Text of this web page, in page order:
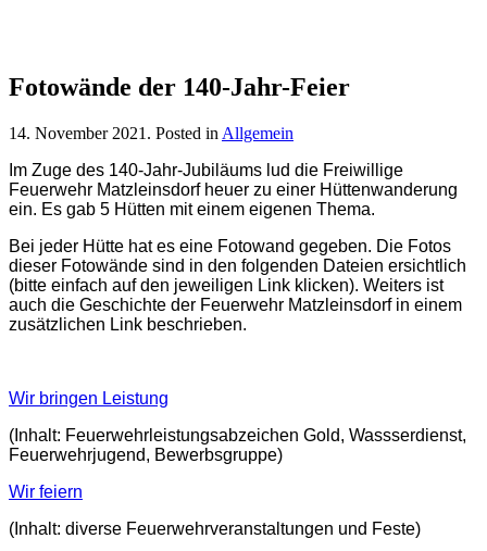
Fotowände der 140-Jahr-Feier
14. November 2021 . Posted in Allgemein
Im Zuge des 140-Jahr-Jubiläums lud die Freiwillige
Feuerwehr Matzleinsdorf heuer zu einer Hüttenwanderung
ein. Es gab 5 Hütten mit einem eigenen Thema.
Bei jeder Hütte hat es eine Fotowand gegeben. Die Fotos
dieser Fotowände sind in den folgenden Dateien ersichtlich
(bitte einfach auf den jeweiligen Link klicken). Weiters ist
auch die Geschichte der Feuerwehr Matzleinsdorf in einem
zusätzlichen Link beschrieben.
Wir bringen Leistung
(Inhalt: Feuerwehrleistungsabzeichen Gold, Wassserdienst,
Feuerwehrjugend, Bewerbsgruppe)
Wir feiern
(Inhalt: diverse Feuerwehrveranstaltungen und Feste)